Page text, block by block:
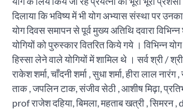
दिलाया कि भविष्य में भी योग अभ्यास संस्था पर उनका
योग दिवस समापन से पूर्व मुख्य अतिथि दवारा
योगियों को पुरुस्कार वितरित किये गये । विभिन्न
हिस्सा लेने वाले योगियों में शामिल थे । सर्व श्री /
राकेश शर्मा, चाँदनी शर्मा , सुधा शर्मा, हीरा लाल नारंग
ताक , जपलिन टाक, संजीव सेठी , आशीष मिढ़ा,
prof राजेश दहिया, बिमला, महताब खत्री , सिमरन